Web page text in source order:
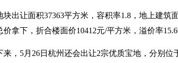
块出让面积37363平方米，容积率1.8，地上建筑
价拿下，折合楼面价10412元/平方米，溢价率
来，5月26日杭州还会出让2宗优质宝地，分别